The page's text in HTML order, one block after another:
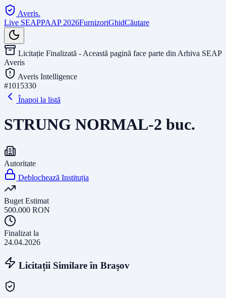
Averis.
Live SEAPPAAP 2026FurnizoriGhidCăutare
Licitație Finalizată - Această pagină face parte din Arhiva SEAP
Averis
Averis Intelligence
#1015330
Înapoi la listă
STRUNG NORMAL-2 buc.
Autoritate
Deblochează Instituția
Buget Estimat
500.000 RON
Finalizat la
24.04.2026
Licitații Similare în Braşov